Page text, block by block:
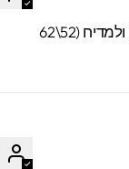
מדבקות שם לילדים - ערכת סימון עמידה במים ולמדיח (52\62